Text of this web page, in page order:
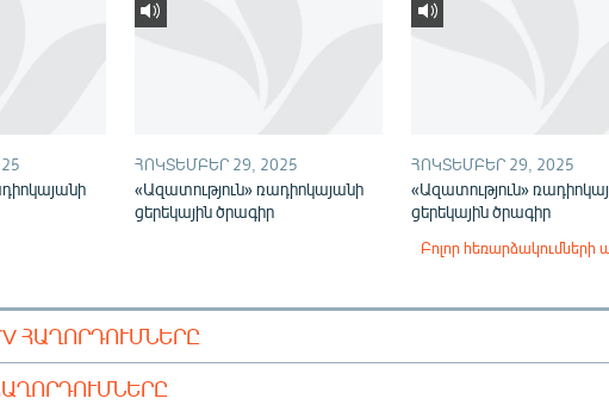
ՀՈԿՏԵՄԲԵՐ 29, 2025
«Ազատություն» ռադիոկայանի
ցերեկային ծրագիր
ՀՈԿՏԵՄԲԵՐ 29, 2025
«Ազատություն»
ցերեկային ծրագիր
Բոլոր հեռարձակումների
ՀԱՂՈՐԴՈՒՄՆԵՐԸ